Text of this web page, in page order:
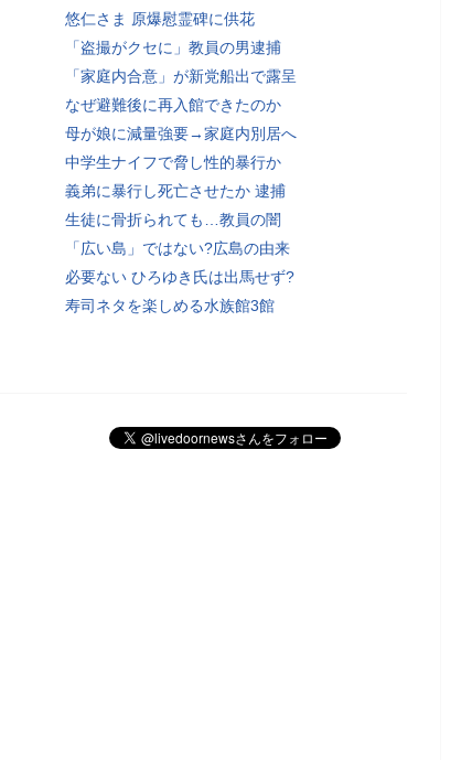
悠仁さま 原爆慰霊碑に供花
「盗撮がクセに」教員の男逮捕
「家庭内合意」が新党船出で露呈
なぜ避難後に再入館できたのか
母が娘に減量強要→家庭内別居へ
中学生ナイフで脅し性的暴行か
義弟に暴行し死亡させたか 逮捕
生徒に骨折られても…教員の闇
「広い島」ではない?広島の由来
必要ない ひろゆき氏は出馬せず?
寿司ネタを楽しめる水族館3館